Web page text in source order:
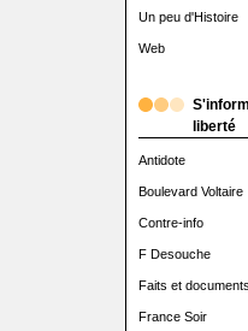
Un peu d'Histoire
Web
liberté
Antidote
Boulevard Voltaire
Contre-info
F Desouche
Faits et documents
France Soir